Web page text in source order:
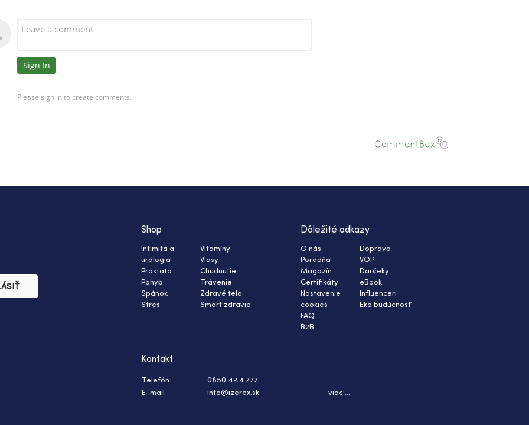
Shop
Intimita a
urólogia
Prostata
Pohyb
Spánok
Stres
Vitamíny
Vlasy
Chudnutie
Trávenie
Zdravé telo
Smart zdravie
Dôležité odkazy
O nás
Poradňa
Magazín
Certifikáty
Nastavenie
cookies
FAQ
B2B
Doprava
VOP
Darčeky
eBook
Influenceri
Eko budúcnosť
Kontakt
Telefón
0850 444 777
E-mail
info@izerex.sk viac ...